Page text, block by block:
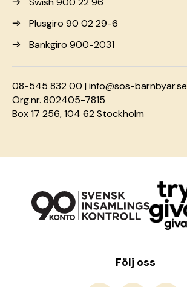
Plusgiro 90 02 29-6
Bankgiro 900-2031
08-545 832 00 |info@sos-barnbyar.se
Org.nr. 802405-7815
Box 17 256, 104 62 Stockholm
Följ oss